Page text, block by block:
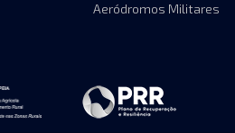
Aeródromos Militares